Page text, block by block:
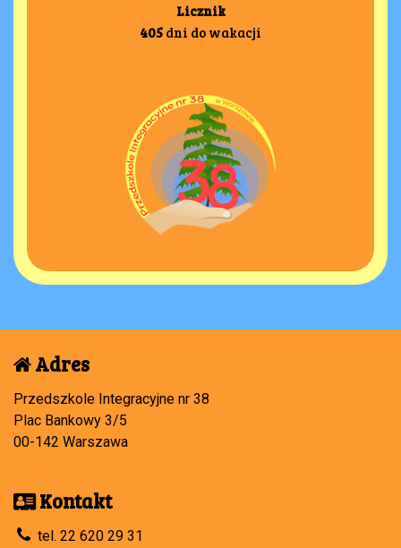
Licznik
405 dni do wakacji
Adres
Przedszkole Integracyjne nr 38
Plac Bankowy 3/5
00-142 Warszawa
Kontakt
tel. 22 620 29 31